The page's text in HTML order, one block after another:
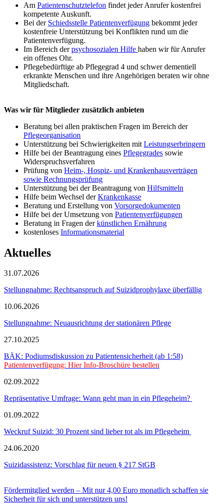
Am Patientenschutztelefon findet jeder Anrufer kostenfrei
kompetente Auskunft.
Bei der Schiedsstelle Patientenverfügung bekommt jeder
kostenfreie Unterstützung bei Konflikten rund um die
Patientenverfügung.
Im Bereich derpsychosozialen Hilfe haben wir für Anrufer
ein offenes Ohr.
Pflegebedürftige ab Pflegegrad 4 und schwer dementiell
erkrankte Menschen und ihre Angehörigen beraten wir ohne
Mitgliedschaft.
Was wir für Mitglieder zusätzlich anbieten
Beratung bei allen praktischen Fragen im Bereich der
Pflegeorganisation
Unterstützung bei Schwierigkeiten mit Leistungserbringern
Hilfe bei der Beantragung eines Pflegegrades sowie
Widerspruchsverfahren
Prüfung von Heim-, Hospiz- und Krankenhausverträgen
sowie Rechnungsprüfung
Unterstützung bei der Beantragung von Hilfsmitteln
Hilfe beim Wechsel derKrankenkasse
Beratung und Erstellung von Vorsorgedokumenten
Hilfe bei der Umsetzung von Patientenverfügungen
Beratung in Fragen derkünstlichen Ernährung
kostenloses Informationsmaterial
Aktuelles
31.07.2026
Stellungnahme: Rechtsanspruch auf Suizidprophylaxe überfällig
10.06.2026
Stellungnahme: Neuausrichtung der stationären Pflege
27.10.2025
BÄK: Podiumsdiskussion zu Patientensicherheit (ab 1:58)
Patientenverfügung: Hier Info-Broschüre bestellen
02.09.2022
Repräsentative Umfrage: Wann geht man in ein Pflegeheim?
01.09.2022
Weckruf Suizid: 30 Prozent sind lieber tot als im Pflegeheim
24.06.2020
Suizidassistenz: Vorschlag für neuen § 217 StGB
Fördermitglied werden – Mit nur 4,00 Euro monatlich schaffen sie
Sicherheit für sich und unterstützen uns!